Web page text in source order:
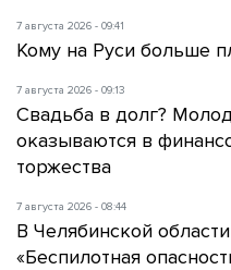
7 августа 2026 - 09:41
Кому на Руси больше
7 августа 2026 - 09:13
Свадьба в долг?
оказываются в
торжества
7 августа 2026 - 08:44
В Челябинской
«Беспилотная